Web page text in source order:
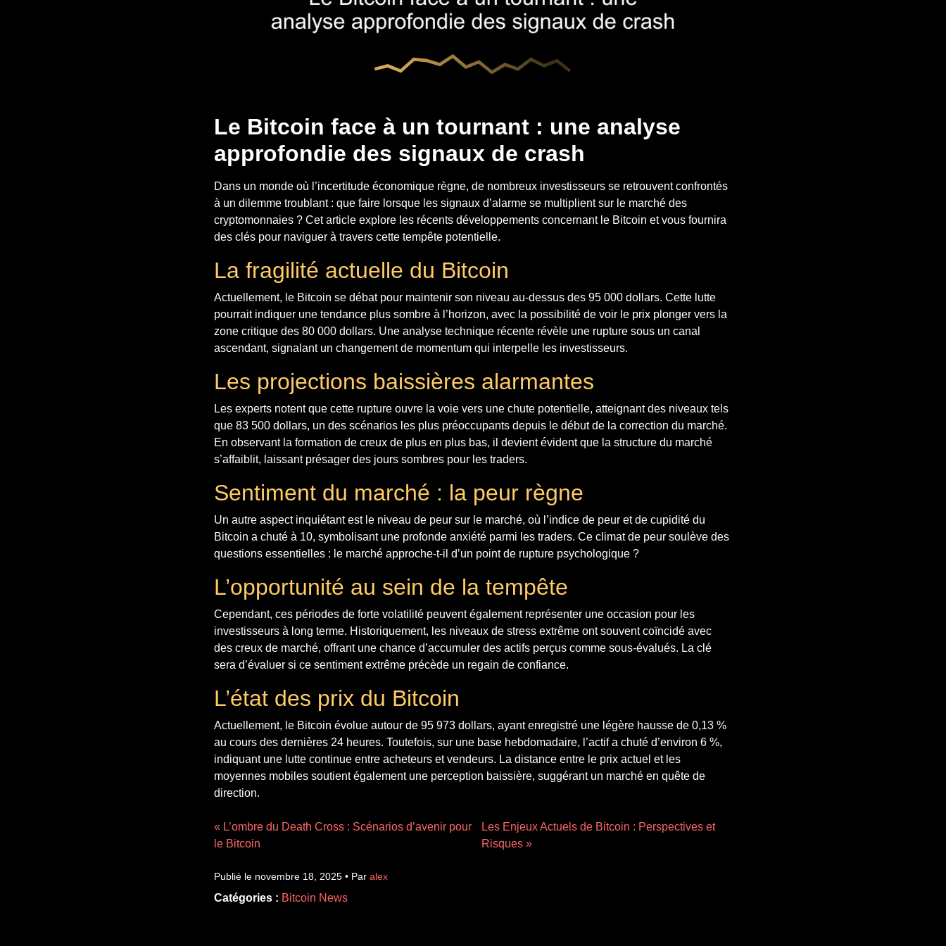
Le Bitcoin face à un tournant : une analyse
approfondie des signaux de crash
Dans un monde où l’incertitude économique règne, de nombreux investisseurs se retrouvent confrontés
à un dilemme troublant : que faire lorsque les signaux d’alarme se multiplient sur le marché des
cryptomonnaies ? Cet article explore les récents développements concernant le Bitcoin et vous fournira
des clés pour naviguer à travers cette tempête potentielle.
La fragilité actuelle du Bitcoin
Actuellement, le Bitcoin se débat pour maintenir son niveau au-dessus des 95 000 dollars. Cette lutte
pourrait indiquer une tendance plus sombre à l’horizon, avec la possibilité de voir le prix plonger vers la
zone critique des 80 000 dollars. Une analyse technique récente révèle une rupture sous un canal
ascendant, signalant un changement de momentum qui interpelle les investisseurs.
Les projections baissières alarmantes
Les experts notent que cette rupture ouvre la voie vers une chute potentielle, atteignant des niveaux tels
que 83 500 dollars, un des scénarios les plus préoccupants depuis le début de la correction du marché.
En observant la formation de creux de plus en plus bas, il devient évident que la structure du marché
s’affaiblit, laissant présager des jours sombres pour les traders.
Sentiment du marché : la peur règne
Un autre aspect inquiétant est le niveau de peur sur le marché, où l’indice de peur et de cupidité du
Bitcoin a chuté à 10, symbolisant une profonde anxiété parmi les traders. Ce climat de peur soulève des
questions essentielles : le marché approche-t-il d’un point de rupture psychologique ?
L’opportunité au sein de la tempête
Cependant, ces périodes de forte volatilité peuvent également représenter une occasion pour les
investisseurs à long terme. Historiquement, les niveaux de stress extrême ont souvent coïncidé avec
des creux de marché, offrant une chance d’accumuler des actifs perçus comme sous-évalués. La clé
sera d’évaluer si ce sentiment extrême précède un regain de confiance.
L’état des prix du Bitcoin
Actuellement, le Bitcoin évolue autour de 95 973 dollars, ayant enregistré une légère hausse de 0,13 %
au cours des dernières 24 heures. Toutefois, sur une base hebdomadaire, l’actif a chuté d’environ 6 %,
indiquant une lutte continue entre acheteurs et vendeurs. La distance entre le prix actuel et les
moyennes mobiles soutient également une perception baissière, suggérant un marché en quête de
direction.
« L’ombre du Death Cross : Scénarios d’avenir pour
le Bitcoin
Les Enjeux Actuels de Bitcoin : Perspectives et
Risques »
Publié le novembre 18, 2025 • Par alex
Catégories : Bitcoin News